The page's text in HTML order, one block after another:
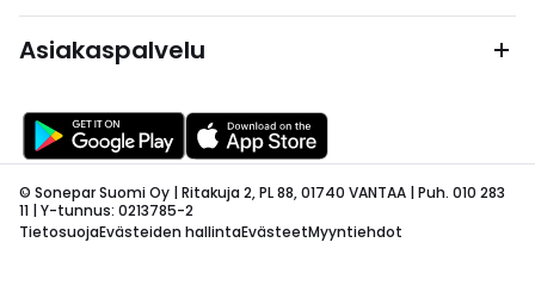
Asiakaspalvelu
© Sonepar Suomi Oy | Ritakuja 2, PL 88, 01740 VANTAA | Puh. 010 283
11 | Y-tunnus: 0213785-2
TietosuojaEvästeiden hallintaEvästeetMyyntiehdot